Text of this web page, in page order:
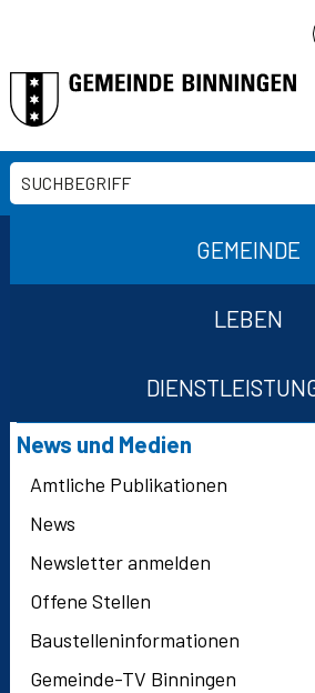
GEMEINDE
LEBEN
Suchformular
Suchbegriff
Subnavigation
News und Medien
Amtliche Publikationen
News
Newsletter anmelden
Offene Stellen
Baustelleninformationen
Gemeinde-TV Binningen